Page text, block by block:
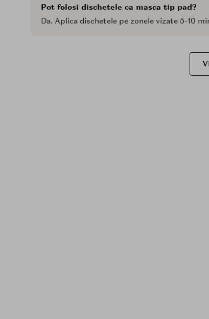
Pot folosi dischetele ca masca tip pad?
Da. Aplica dischetele pe zonele vizate 5-10